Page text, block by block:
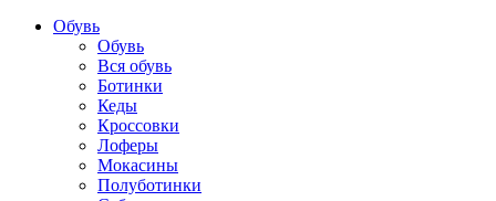
Обувь
Обувь
Вся обувь
Ботинки
Кеды
Кроссовки
Лоферы
Мокасины
Полуботинки